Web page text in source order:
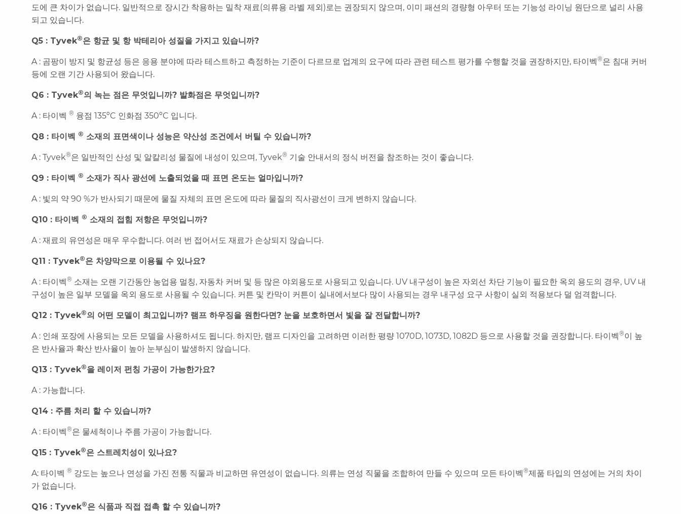
도에 큰 차이가 없습니다. 일반적으로 장시간 착용하는 밀착 재료(의류용 라벨 제외)로는 권장되지 않으며, 이미 패션의 경량형 아우터 또는 기능성 라이닝 원단으로 널리 사용
되고 있습니다.
Q5 : Tyvek®은 항균 및 항 박테리아 성질을 가지고 있습니까?
A : 곰팡이 방지 및 항균성 등은 응용 분야에 따라 테스트하고 측정하는 기준이 다르므로 업계의 요구에 따라 관련 테스트 평가를 수행할 것을 권장하지만, 타이벡®은 침대 커버
등에 오랜 기간 사용되어 왔습니다.
Q6 : Tyvek®의 녹는 점은 무엇입니까? 발화점은 무엇입니까?
A : 타이벡 ® 융점 135ºC 인화점 350ºC 입니다.
Q8 : 타이벡 ® 소재의 표면색이나 성능은 약산성 조건에서 버틸 수 있습니까?
A : Tyvek®은 일반적인 산성 및 알칼리성 물질에 내성이 있으며, Tyvek® 기술 안내서의 정식 버전을 참조하는 것이 좋습니다.
Q9 : 타이벡 ® 소재가 직사 광선에 노출되었을 때 표면 온도는 얼마입니까?
A : 빛의 약 90 %가 반사되기 때문에 물질 자체의 표면 온도에 따라 물질의 직사광선이 크게 변하지 않습니다.
Q10 : 타이벡 ® 소재의 접힘 저항은 무엇입니까?
A : 재료의 유연성은 매우 우수합니다. 여러 번 접어서도 재료가 손상되지 않습니다.
Q11 : Tyvek®은 차양막으로 이용될 수 있나요?
A : 타이벡® 소재는 오랜 기간동안 농업용 멀칭, 자동차 커버 및 등 많은 야외용도로 사용되고 있습니다. UV 내구성이 높은 자외선 차단 기능이 필요한 옥외 용도의 경우, UV 내
구성이 높은 일부 모델을 옥외 용도로 사용될 수 있습니다. 커튼 및 칸막이 커튼이 실내에서보다 많이 사용되는 경우 내구성 요구 사항이 실외 적용보다 덜 엄격합니다.
Q12 : Tyvek®의 어떤 모델이 최고입니까? 램프 하우징을 원한다면? 눈을 보호하면서 빛을 잘 전달합니까?
A : 인쇄 포장에 사용되는 모든 모델을 사용하셔도 됩니다. 하지만, 램프 디자인을 고려하면 이러한 평량 1070D, 1073D, 1082D 등으로 사용할 것을 권장합니다. 타이벡®이 높
은 반사율과 확산 반사율이 높아 눈부심이 발생하지 않습니다.
Q13 : Tyvek®을 레이저 펀칭 가공이 가능한가요?
A : 가능합니다.
Q14 : 주름 처리 할 수 ​​있습니까?
A : 타이벡®은 물세척이나 주름 가공이 가능합니다.
Q15 : Tyvek®은 스트레치성이 있나요?
A: 타이벡 ® 강도는 높으나 연성을 가진 전통 직물과 비교하면 유연성이 없습니다. 의류는 연성 직물을 조합하여 만들 수 있으며 모든 타이벡®제품 타입의 연성에는 거의 차이
가 없습니다.
Q16 : Tyvek®은 식품과 직접 접촉 할 수 있습니까?